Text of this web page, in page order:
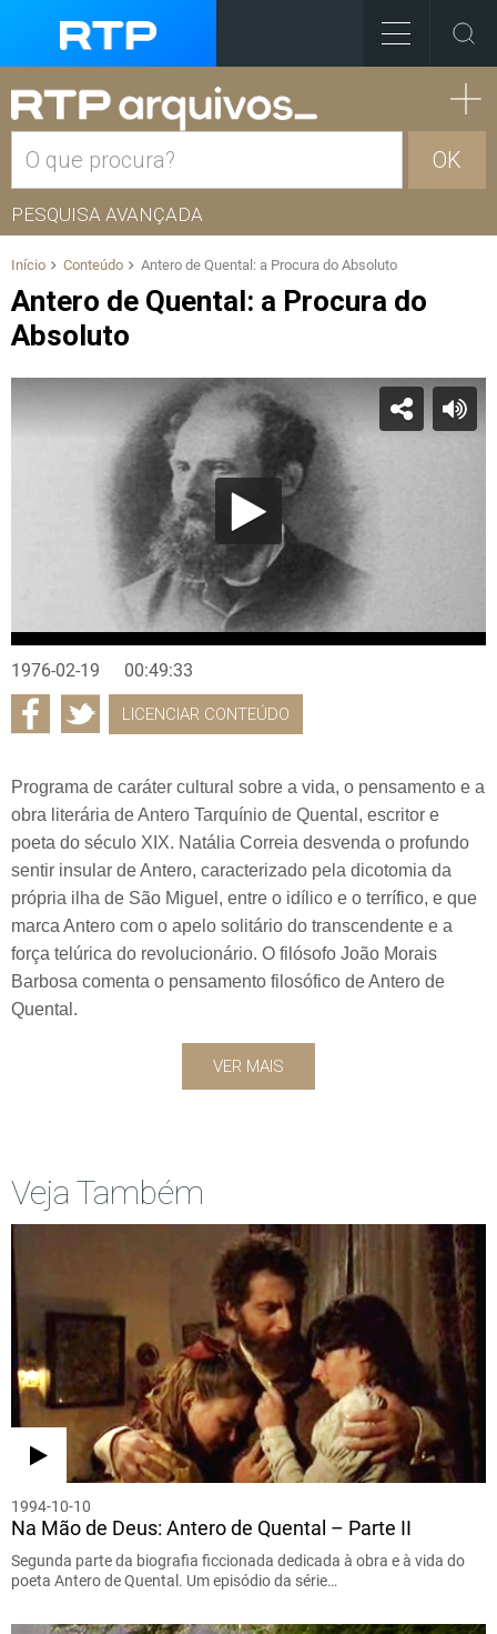
OK
PESQUISA AVANÇADA
Início Conteúdo Antero de Quental: a Procura do Absoluto
Antero de Quental: a Procura do
Absoluto
1976-02-19 00:49:33
LICENCIAR CONTEÚDO
Programa de caráter cultural sobre a vida, o pensamento e a
obra literária de Antero Tarquínio de Quental, escritor e
poeta do século XIX. Natália Correia desvenda o profundo
sentir insular de Antero, caracterizado pela dicotomia da
própria ilha de São Miguel, entre o idílico e o terrífico, e que
marca Antero com o apelo solitário do transcendente e a
força telúrica do revolucionário. O filósofo João Morais
Barbosa comenta o pensamento filosófico de Antero de
Quental.
VER MAIS
Veja Também
1994-10-10
Na Mão de Deus: Antero de Quental – Parte II
Segunda parte da biografia ficcionada dedicada à obra e à vida do
poeta Antero de Quental. Um episódio da série…